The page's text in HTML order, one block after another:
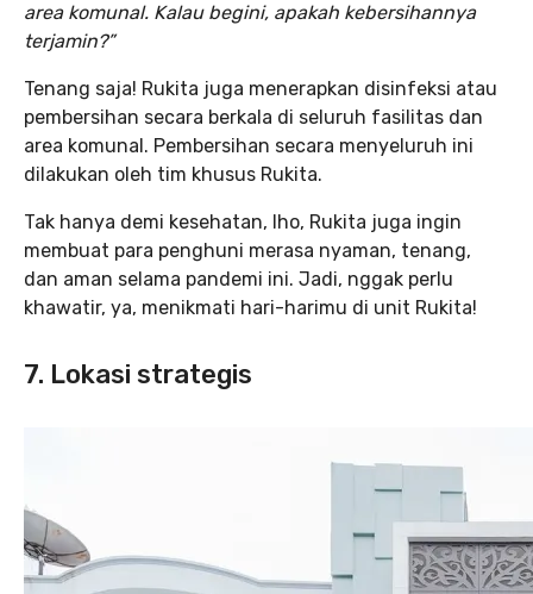
area komunal. Kalau begini, apakah kebersihannya
terjamin?”
Tenang saja! Rukita juga menerapkan disinfeksi atau
pembersihan secara berkala di seluruh fasilitas dan
area komunal. Pembersihan secara menyeluruh ini
dilakukan oleh tim khusus Rukita.
Tak hanya demi kesehatan, lho, Rukita juga ingin
membuat para penghuni merasa nyaman, tenang,
dan aman selama pandemi ini. Jadi, nggak perlu
khawatir, ya, menikmati hari-harimu di unit Rukita!
7. Lokasi strategis